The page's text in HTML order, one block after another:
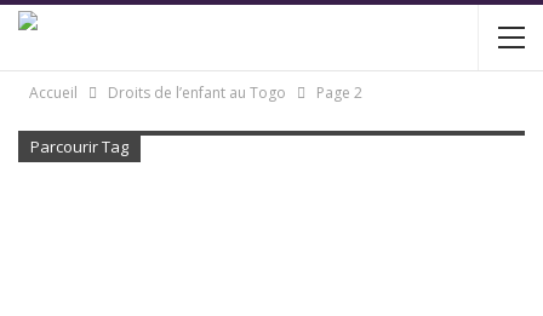
Accueil Droits de l’enfant au Togo Page 2
Parcourir Tag